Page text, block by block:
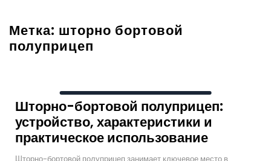
Метка: шторно бортовой
полуприцеп
Шторно-бортовой полуприцеп:
устройство, характеристики и
практическое использование